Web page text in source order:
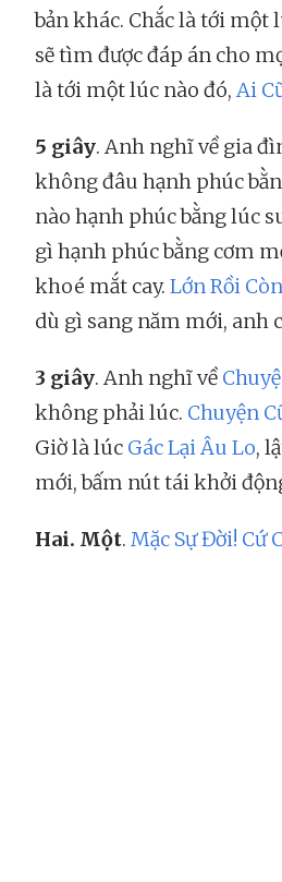
bản khác. Chắc là tới một
sẽ tìm được đáp án cho
là tới một lúc nào đó, Ai
5 giây. Anh nghĩ về gia
không đâu hạnh phúc
nào hạnh phúc bằng lúc
gì hạnh phúc bằng cơm
khoé mắt cay. Lớn Rồi
dù gì sang năm mới, anh
3 giây. Anh nghĩ về
không phải lúc. Chuyện
Giờ là lúc Gác Lại Âu Lo,
mới, bấm nút tái khởi
Hai. Một. Mặc Sự Đời! Cứ